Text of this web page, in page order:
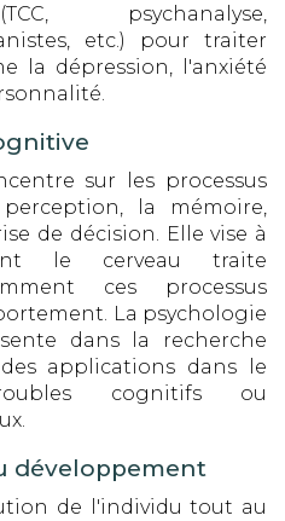
psychanalyse,
etc.) pour traiter
la dépression, l'anxiété
sur les processus
la mémoire,
de décision. Elle vise à
le cerveau traite
ces processus
La psychologie
dans la recherche
applications dans le
cognitifs ou
développement
de l'individu tout au